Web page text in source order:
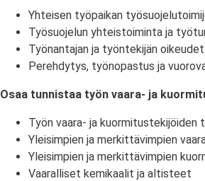
Yhteisen työpaikan
Työsuojelun yhteistoiminta ja
Työnantajan ja työntekijän
Perehdytys, työnopastus ja
Osaa tunnistaa työn vaara- ja
Työn vaara- ja kuormitustekijöiden
Yleisimpien ja merkittävimpien
Yleisimpien ja merkittävimpien
Vaaralliset kemikaalit ja altisteet